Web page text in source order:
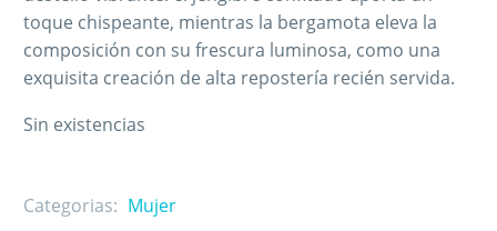
toque chispeante, mientras la bergamota eleva la
composición con su frescura luminosa, como una
exquisita creación de alta repostería recién servida.
Sin existencias
Categorias: Mujer